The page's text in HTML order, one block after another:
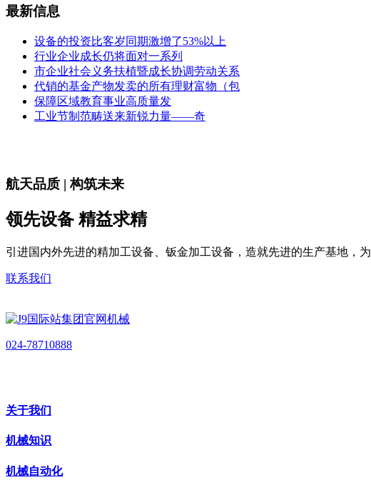
最新信息
设备的投资比客岁同期激增了53%以上
行业企业成长仍将面对一系列
市企业社会义务扶植暨成长协调劳动关系
代销的基金产物发卖的所有理财富物（包
保障区域教育事业高质量发
工业节制范畴送来新锐力量——奇
航天品质 | 构筑未来
领先设备 精益求精
引进国内外先进的精加工设备、钣金加工设备，造就先进的生产基地，
联系我们
024-78710888
关于我们
机械知识
机械自动化